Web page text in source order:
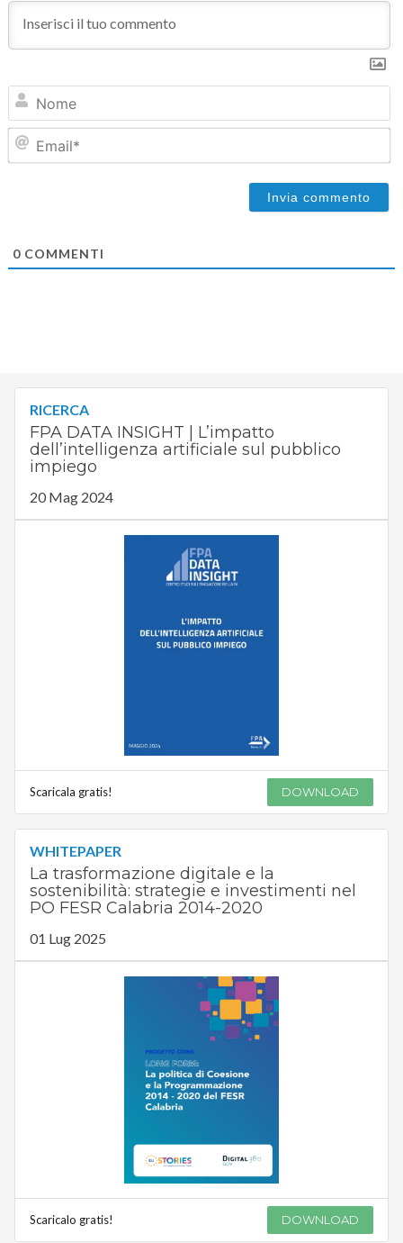
0COMMENTI
RICERCA
FPA DATA INSIGHT | L’impatto
dell’intelligenza artificiale sul pubblico
impiego
20 Mag 2024
Scaricala gratis! DOWNLOAD
WHITEPAPER
La trasformazione digitale e la
sostenibilità: strategie e investimenti nel
PO FESR Calabria 2014-2020
01 Lug 2025
Scaricalo gratis! DOWNLOAD